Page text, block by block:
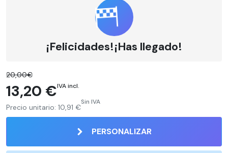
¡Felicidades!¡Has llegado!
20,00€
13,20 €IVA incl.
Precio unitario: 10,91 €
Sin IVA
PERSONALIZAR